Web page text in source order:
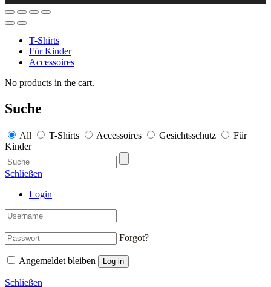
T-Shirts
Für Kinder
Accessoires
No products in the cart.
Suche
All T-Shirts Accessoires Gesichtsschutz
Für
Kinder
Schließen
Login
Forgot?
Angemeldet bleiben Log in
Schließen